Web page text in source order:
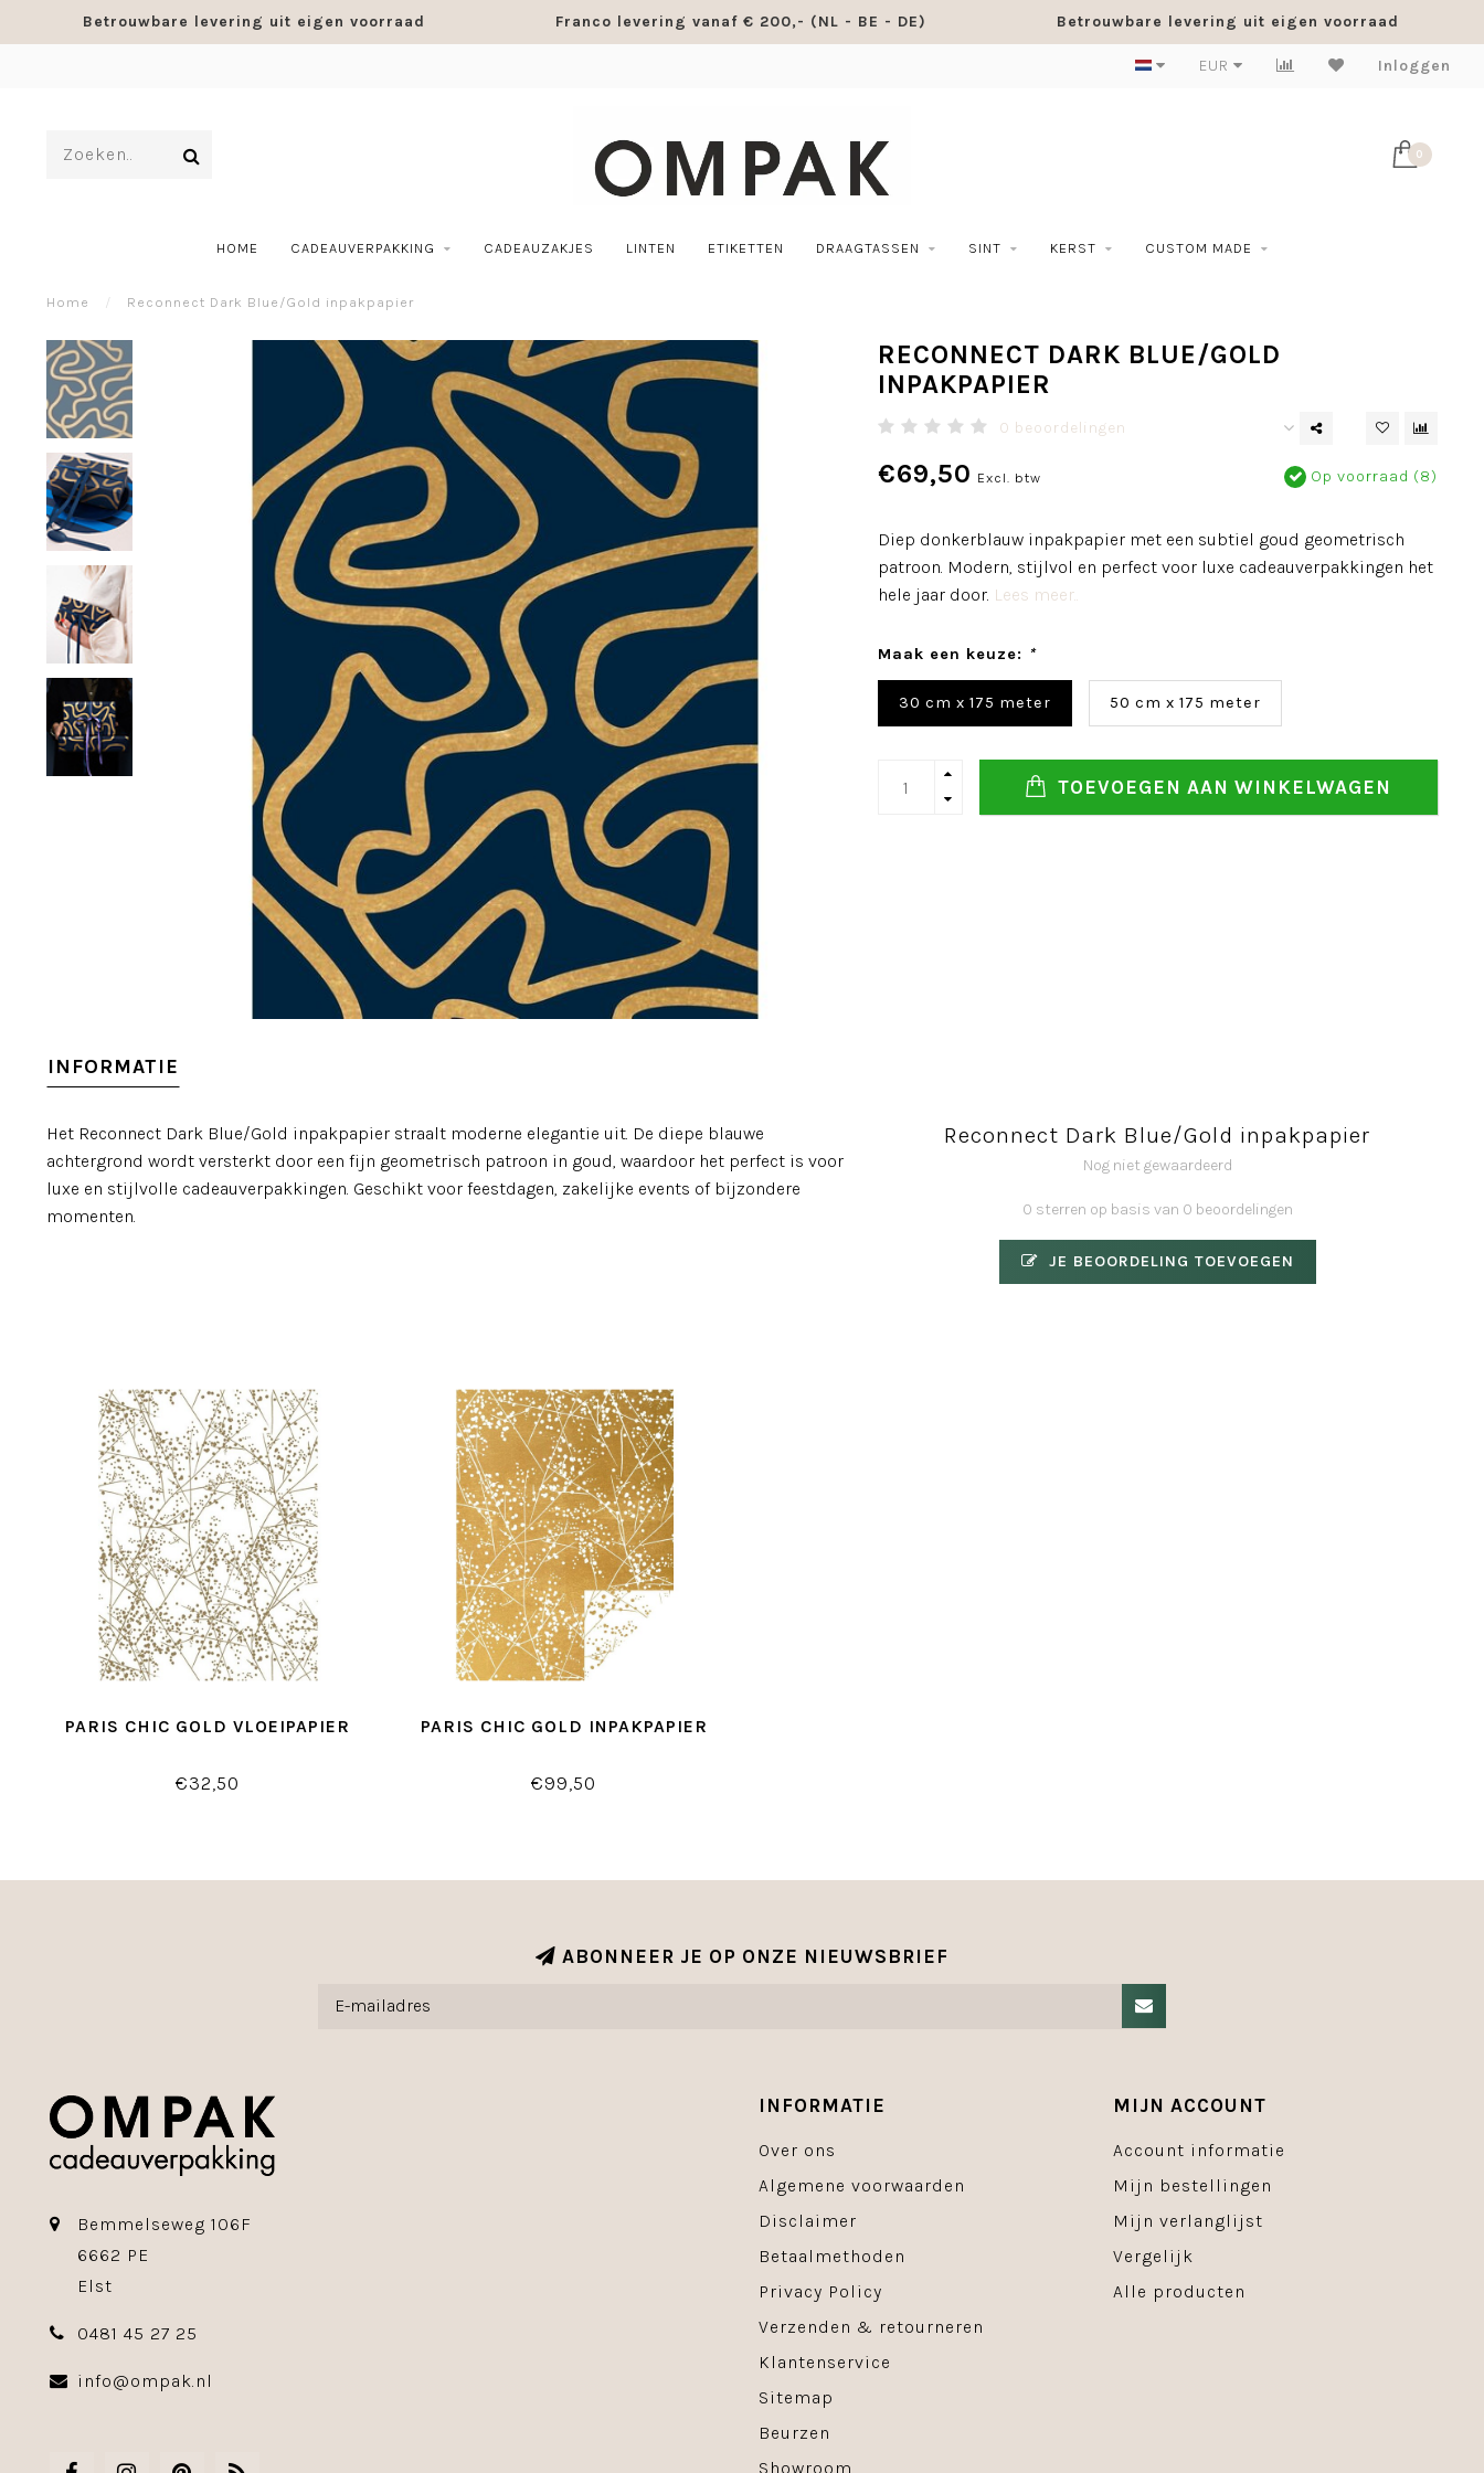
Betrouwbare levering uit eigen voorraad Franco levering vanaf € 200,- (NL - BE - DE) Betrouwbare levering uit eigen voorraad
EUR Inloggen
0
HOME CADEAUVERPAKKING CADEAUZAKJES LINTEN ETIKETTEN DRAAGTASSEN SINT KERST CUSTOM MADE
Home / Reconnect Dark Blue/Gold inpakpapier
RECONNECT DARK BLUE/GOLD
INPAKPAPIER
0 beoordelingen
€69,50 Excl. btw Op voorraad (8)
Diep donkerblauw inpakpapier met een subtiel goud geometrisch
patroon. Modern, stijlvol en perfect voor luxe cadeauverpakkingen het
hele jaar door. Lees meer..
Maak een keuze: *
30 cm x 175 meter 50 cm x 175 meter
TOEVOEGEN AAN WINKELWAGEN
INFORMATIE
Het Reconnect Dark Blue/Gold inpakpapier straalt moderne elegantie uit. De diepe blauwe
achtergrond wordt versterkt door een fijn geometrisch patroon in goud, waardoor het perfect is voor
luxe en stijlvolle cadeauverpakkingen. Geschikt voor feestdagen, zakelijke events of bijzondere
momenten.
Reconnect Dark Blue/Gold inpakpapier
Nog niet gewaardeerd
0 sterren op basis van 0 beoordelingen
JE BEOORDELING TOEVOEGEN
PARIS CHIC GOLD VLOEIPAPIER
€32,50
PARIS CHIC GOLD INPAKPAPIER
€99,50
ABONNEER JE OP ONZE NIEUWSBRIEF
Bemmelseweg 106F
6662 PE
Elst
0481 45 27 25
info@ompak.nl
INFORMATIE
Over ons
Algemene voorwaarden
Disclaimer
Betaalmethoden
Privacy Policy
Verzenden & retourneren
Klantenservice
Sitemap
Beurzen
Showroom
MIJN ACCOUNT
Account informatie
Mijn bestellingen
Mijn verlanglijst
Vergelijk
Alle producten